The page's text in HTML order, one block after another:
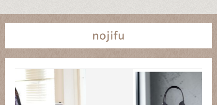
nojifu